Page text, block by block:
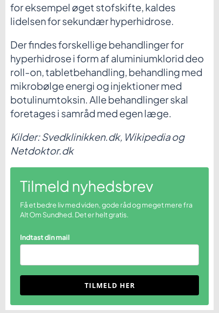
for eksempel øget stofskifte, kaldes
lidelsen for sekundær hyperhidrose.
Der findes forskellige behandlinger for
hyperhidrose i form af aluminiumklorid deo
roll-on, tabletbehandling, behandling med
mikrobølge energi og injektioner med
botulinumtoksin. Alle behandlinger skal
foretages i samråd med egen læge.
Kilder: Svedklinikken.dk, Wikipedia og
Netdoktor.dk
Tilmeld nyhedsbrev
Få et bedre liv med viden, gode råd og meget mere fra
Alt Om Sundhed. Det er helt gratis.
Indtast din mail
TILMELD HER